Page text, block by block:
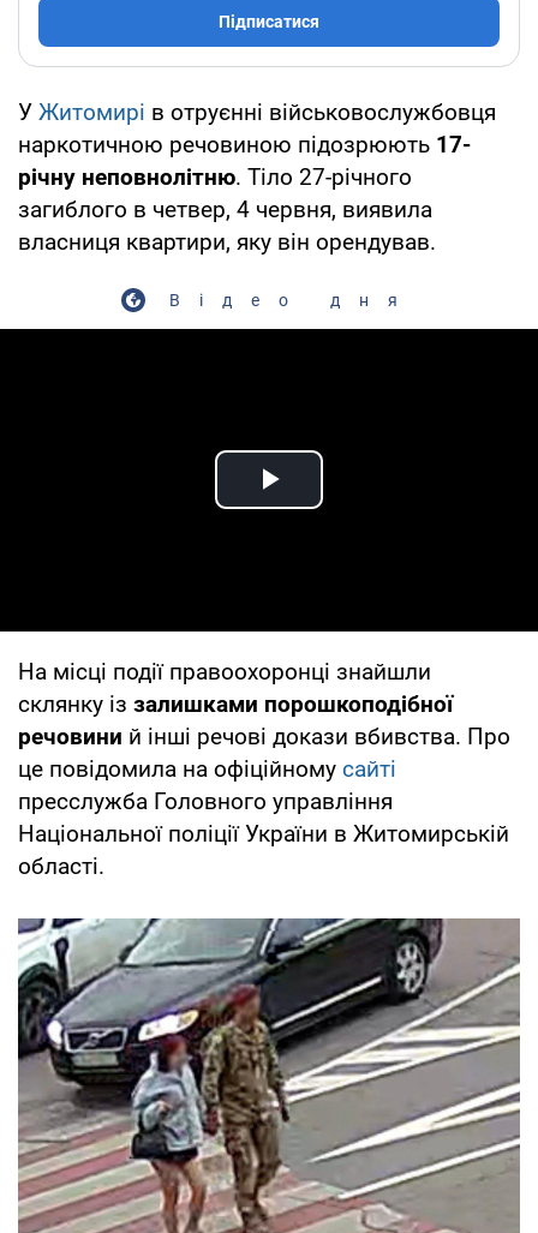
Підписатися
У Житомирі в отруєнні військовослужбовця
наркотичною речовиною підозрюють 17-
річну неповнолітню. Тіло 27-річного
загиблого в четвер, 4 червня, виявила
власниця квартири, яку він орендував.
Відео дня
Play Video
На місці події правоохоронці знайшли
склянку із залишками порошкоподібної
речовини й інші речові докази вбивства. Про
це повідомила на офіційному сайті
пресслужба Головного управління
Національної поліції України в Житомирській
області.